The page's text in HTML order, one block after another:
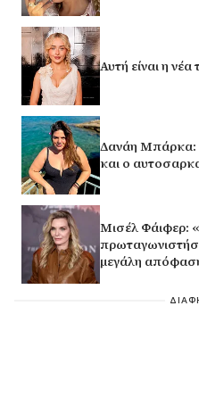
Αυτή είναι η
Δανάη Μπάρκα:
και ο
Μισέλ Φάιφερ:
μεγάλη